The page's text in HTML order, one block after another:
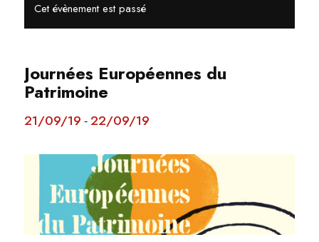
Cet évènement est passé
Journées Européennes du
Patrimoine
21/09/19 -22/09/19